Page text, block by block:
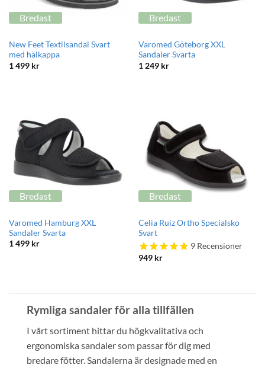
Bredast
New Feet Textilsandal Svart
med hälkappa
1 499 kr
Bredast
Varomed Göteborg XXL
Sandaler Svarta
1 249 kr
Bredast
Varomed Hamburg XXL
Sandaler Svarta
1 499 kr
Bredast
Celia Ruiz Ortho Specialsko
Svart
9Recensioner
949 kr
Rymliga sandaler för alla tillfällen
I vårt sortiment hittar du högkvalitativa och
ergonomiska sandaler som passar för dig med
bredare fötter. Sandalerna är designade med en